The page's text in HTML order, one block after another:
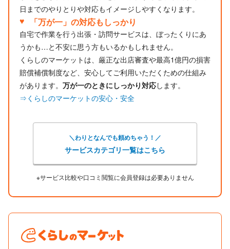
日までのやりとりや対応もイメージしやすくなります。
「万が一」の対応もしっかり
自宅で作業を行う出張・訪問サービスは、ぼったくりにあ
うかも…と不安に思う方もいるかもしれません。
くらしのマーケットは、厳正な出店審査や最高1億円の損害
賠償補償制度など、安心してご利用いただくための仕組み
があります。 万が一のときにしっかり対応します。
⇒くらしのマーケットの安心・安全
＼わりとなんでも頼めちゃう！／
サービスカテゴリ一覧はこちら
※サービス比較や口コミ閲覧に会員登録は必要ありません